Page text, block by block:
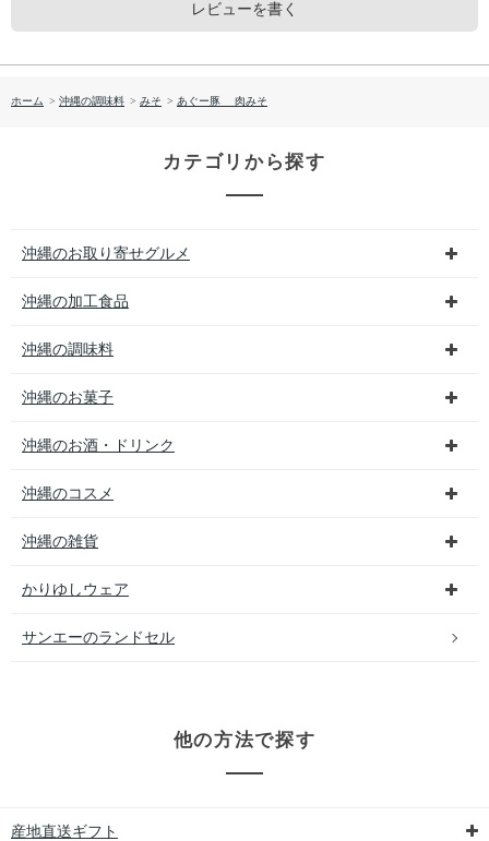
レビューを書く
ホーム > 沖縄の調味料 > みそ > あぐー豚 肉みそ
カテゴリから探す
沖縄のお取り寄せグルメ
沖縄の加工食品
沖縄の調味料
沖縄のお菓子
沖縄のお酒・ドリンク
沖縄のコスメ
沖縄の雑貨
かりゆしウェア
サンエーのランドセル
他の方法で探す
産地直送ギフト